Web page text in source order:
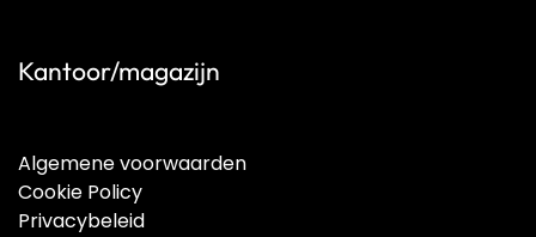
Kantoor/magazijn
Algemene voorwaarden
Cookie Policy
Privacybeleid